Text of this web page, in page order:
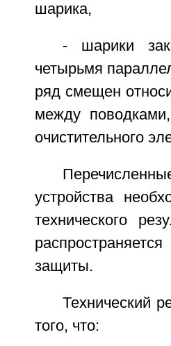
шарика,
- шарики
четырьмя
ряд смещен
между
очистительного
устройства
технического
защиты.
Технический
того, что: